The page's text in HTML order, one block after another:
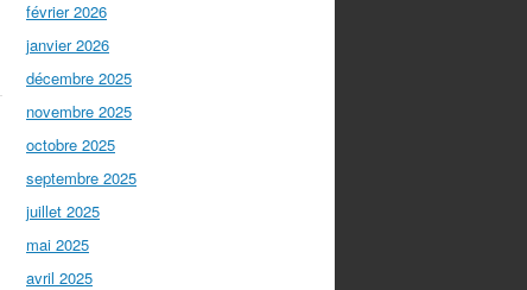
février 2026
janvier 2026
décembre 2025
novembre 2025
octobre 2025
septembre 2025
juillet 2025
mai 2025
avril 2025